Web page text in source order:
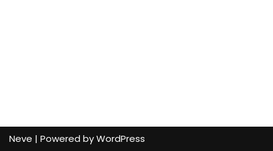
Neve | Powered byWordPress